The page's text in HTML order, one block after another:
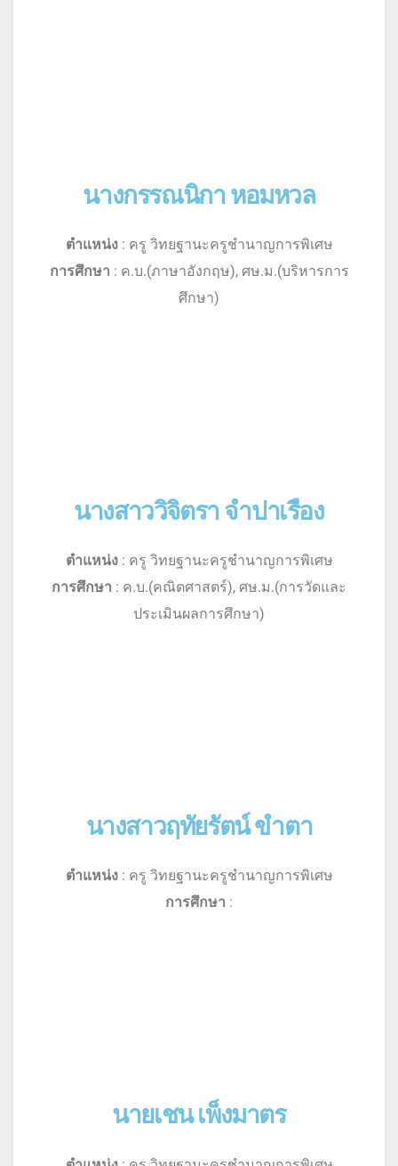
นางกรรณนิกา หอมหวล
ตำแหน่ง: ครู วิทยฐานะครูชำนาญการพิเศษ
การศึกษา : ค.บ.(ภาษาอังกฤษ), ศษ.ม.(บริหารการ
ศึกษา)
นางสาววิจิตรา จำปาเรือง
ตำแหน่ง: ครู วิทยฐานะครูชำนาญการพิเศษ
การศึกษา : ค.บ.(คณิตศาสตร์), ศษ.ม.(การวัดและ
ประเมินผลการศึกษา)
นางสาวฤทัยรัตน์ ขำตา
ตำแหน่ง: ครู วิทยฐานะครูชำนาญการพิเศษ
การศึกษา :
นายเชน เพ็งมาตร